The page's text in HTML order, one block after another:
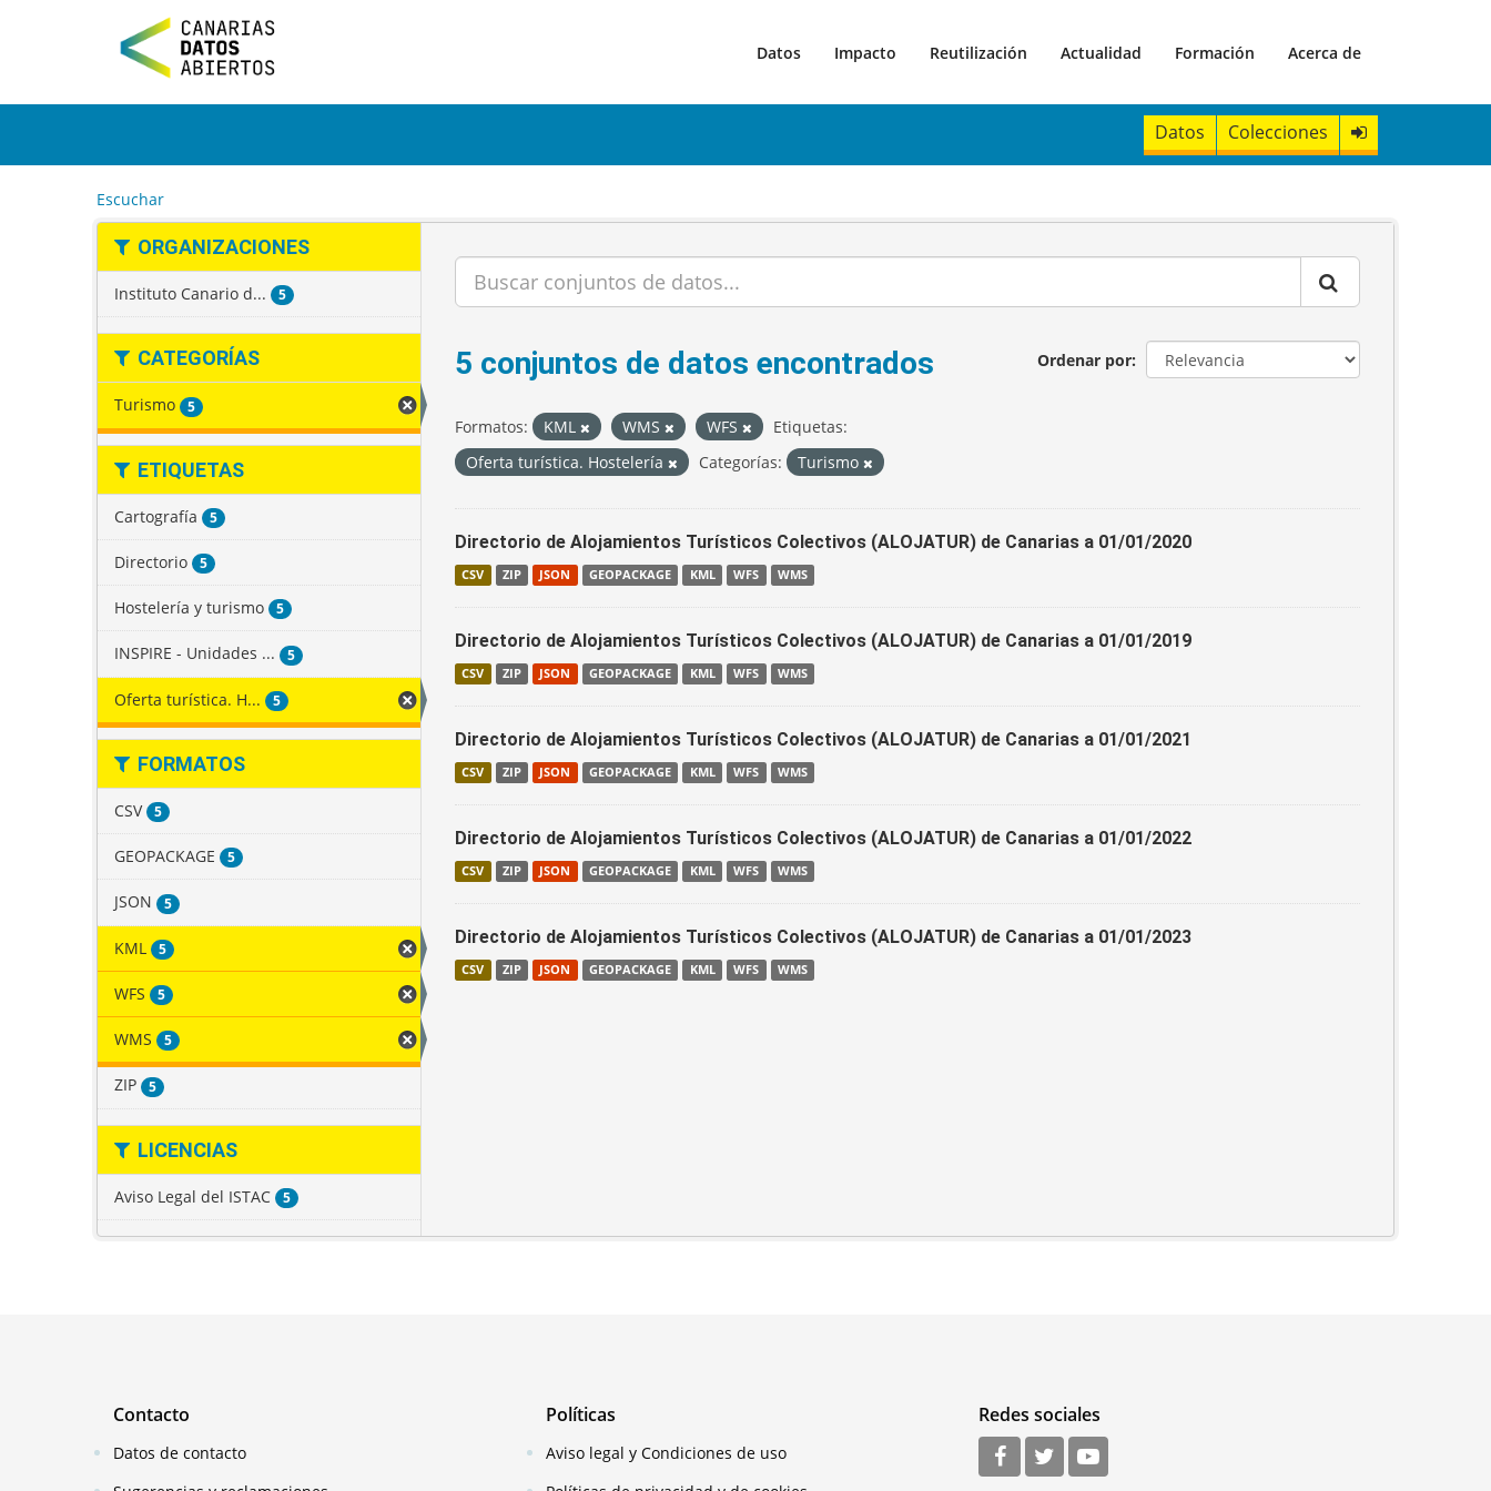
t
Datos Impacto Reutilización Actualidad Formación Acerca de
Datos Colecciones
Escuchar
ORGANIZACIONES
Instituto Canario d... 5
CATEGORÍAS
Turismo 5
ETIQUETAS
Cartografía 5
Directorio 5
Hostelería y turismo 5
INSPIRE - Unidades ... 5
Oferta turística. H... 5
FORMATOS
CSV 5
GEOPACKAGE 5
JSON 5
KML 5
WFS 5
WMS 5
ZIP 5
LICENCIAS
Aviso Legal del ISTAC 5
Ordenar por
5 conjuntos de datos encontrados
Formatos: KML WMS WFS
Etiquetas:
Oferta turística. Hostelería
Categorías: Turismo
Directorio de Alojamientos Turísticos Colectivos (ALOJATUR) de Canarias a 01/01/2020
CSV ZIP JSON GEOPACKAGE KML WFS WMS
Directorio de Alojamientos Turísticos Colectivos (ALOJATUR) de Canarias a 01/01/2019
CSV ZIP JSON GEOPACKAGE KML WFS WMS
Directorio de Alojamientos Turísticos Colectivos (ALOJATUR) de Canarias a 01/01/2021
CSV ZIP JSON GEOPACKAGE KML WFS WMS
Directorio de Alojamientos Turísticos Colectivos (ALOJATUR) de Canarias a 01/01/2022
CSV ZIP JSON GEOPACKAGE KML WFS WMS
Directorio de Alojamientos Turísticos Colectivos (ALOJATUR) de Canarias a 01/01/2023
CSV ZIP JSON GEOPACKAGE KML WFS WMS
Contacto
Datos de contacto
Políticas
Aviso legal y Condiciones de uso
Redes sociales